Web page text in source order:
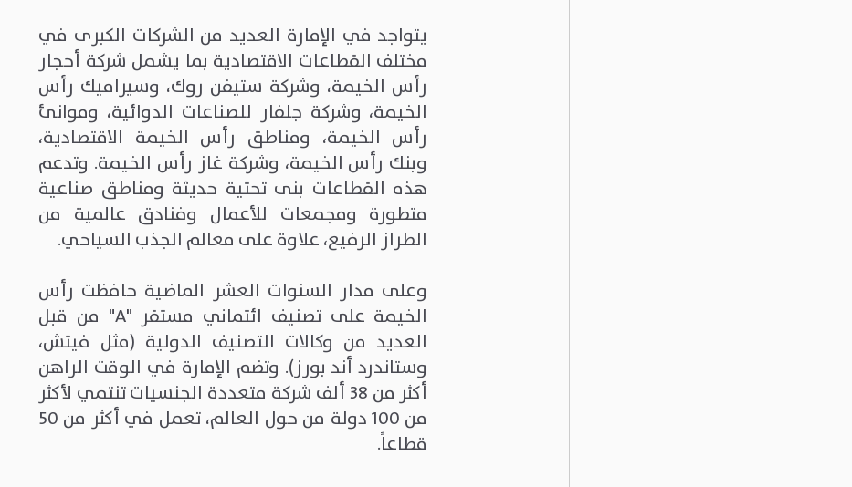
يتواجد في الإمارة العديد من الشركات الكبرى في
مختلف القطاعات الاقتصادية بما يشمل شركة أحجار
رأس الخيمة، وشركة ستيفن روك، وسيراميك رأس
الخيمة، وشركة جلفار للصناعات الدوائية، وموانئ
رأس الخيمة، ومناطق رأس الخيمة الاقتصادية،
وبنك رأس الخيمة، وشركة غاز رأس الخيمة. وتدعم
هذه القطاعات بنى تحتية حديثة ومناطق صناعية
متطورة ومجمعات للأعمال وفنادق عالمية من
الطراز الرفيع، علاوة على معالم الجذب السياحي.
وعلى مدار السنوات العشر الماضية حافظت رأس
الخيمة على تصنيف ائتماني مستقر "A" من قبل
العديد من وكالات التصنيف الدولية (مثل فيتش،
وستاندرد أند بورز). وتضم الإمارة في الوقت الراهن
أكثر من 38 ألف شركة متعددة الجنسيات تنتمي لأكثر
من 100 دولة من حول العالم، تعمل في أكثر من 50
قطاعاً.